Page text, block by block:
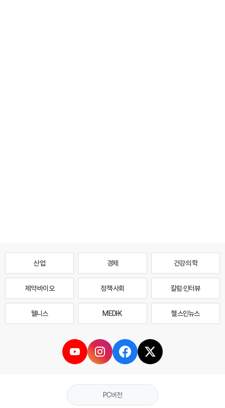
산업 경제 건강·의학
제약·바이오 정책·사회 칼럼·인터뷰
웰니스 MEDI·K 헬스인뉴스
PC버전